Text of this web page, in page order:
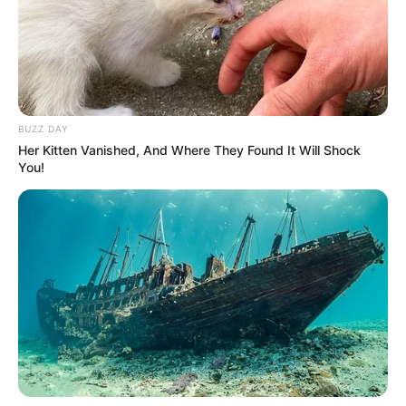
arrow_forward_ios Baca selengkapnya
Mute
Biodata, Profil, dan Fakta Ennid Wong
BUZZ DAY
Her Kitten Vanished, And Where They Found It Will Shock
You!